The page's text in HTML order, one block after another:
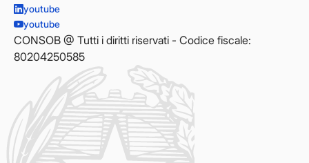
youtube
youtube
CONSOB @ Tutti i diritti riservati - Codice fiscale:
80204250585